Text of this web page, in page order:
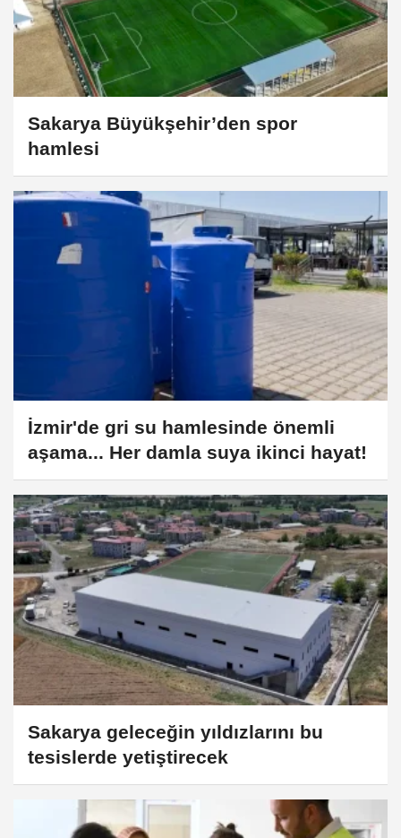
Sakarya Büyükşehir’den spor
hamlesi
İzmir'de gri su hamlesinde önemli
aşama... Her damla suya ikinci hayat!
Sakarya geleceğin yıldızlarını bu
tesislerde yetiştirecek